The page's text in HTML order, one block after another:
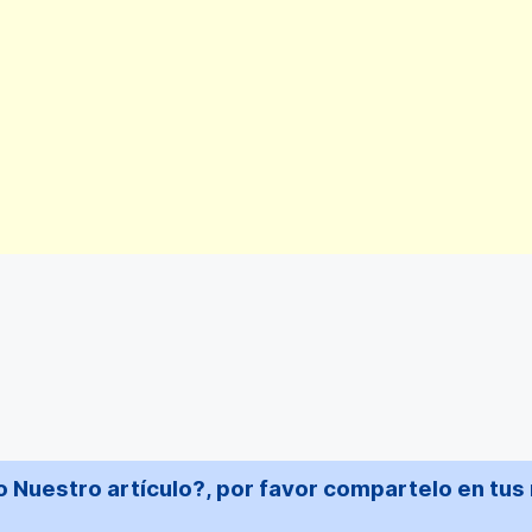
Nuestro artículo?, por favor compartelo en